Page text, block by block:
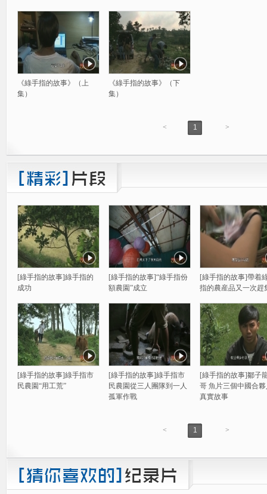
《綠手指的故事》（上
集）
《綠手指的故事》（下
集）
< 1 >
[綠手指的故事]綠手指的
成功
[綠手指的故事]“綠手指份
額農園”成立
[綠手指的故事]帶着
指的農産品又一次趕
[綠手指的故事]綠手指市
民農園“用工荒”
[綠手指的故事]綠手指市
民農園從三人團隊到一人
孤軍作戰
[綠手指的故事]鄒子
哥 魚片三個中國合
真實故事
< 1 >